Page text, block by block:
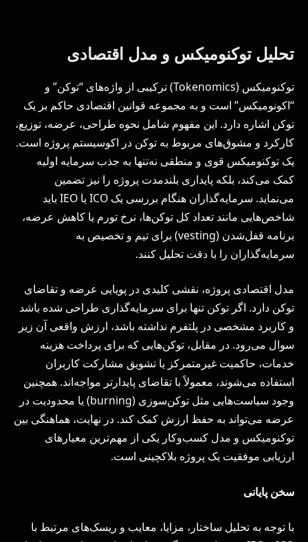
تحلیل توکنومیکس و مدل اقتصادی
توکنومیکس (Tokenomics) ترکیبی از واژه‌های “توکن” و
“اکونومیکس” است و به مجموعه قوانین اقتصادی حاکم بر یک
توکن اشاره دارد. این مفهوم شامل نحوه طراحی، عرضه، توزیع،
کارکرد و مشوق‌های مربوط به توکن در اکوسیستم پروژه است.
یک توکنومیکس قوی و منطقی نه‌تنها به جذب سرمایه اولیه
کمک می‌کند، بلکه پایداری بلندمدت پروژه را نیز تضمین
می‌نماید. سرمایه‌گذاران هنگام بررسی یک ICO یا IEO باید
شاخص‌هایی مانند تعداد کل توکن‌ها، نرخ تورم یا کاهش عرضه،
برنامه قفل‌شدن (vesting) برای تیم و تخصیص به
سرمایه‌گذاران را با دقت تحلیل کنند.
مدل اقتصادی پروژه، نقشی کلیدی در پویایی عرضه و تقاضای
توکن دارد. اگر توکن تنها برای سرمایه‌گذاری طراحی شده باشد
و کاربرد مشخصی در پلتفرم نداشته باشد، ارزش واقعی آن زیر
سوال می‌رود. در مقابل، توکن‌هایی که برای پرداخت هزینه
خدمات، حاکمیت غیرمتمرکز یا تشویق مشارکت کاربران
استفاده می‌شوند، معمولاً با تقاضای پایدارتر مواجه‌اند. همچنین
وجود سیاست‌هایی مثل توکن‌سوزی (burning) یا محدودیت در
عرضه می‌تواند به حفظ ارزش کمک کند. در نهایت، هماهنگی بین
توکنومیکس و مدل کسب‌وکار یکی از مهم‌ترین معیارهای
ارزیابی موفقیت یک پروژه بلاکچینی است.
سخن پایانی
با توجه به تحلیل ساختار، مزایا، معایب و ریسک‌های مرتبط با